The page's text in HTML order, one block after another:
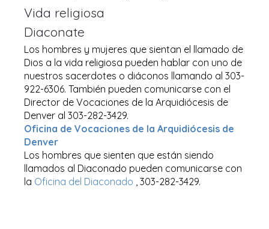
Vida religiosa
Los hombres y mujeres que sientan el llamado de
Dios a la vida religiosa pueden hablar con uno de
nuestros sacerdotes o diáconos llamando al 303-
922-6306. También pueden comunicarse con el
Director de Vocaciones de la Arquidiócesis de
Denver al 303-282-3429.
Oficina de Vocaciones de la Arquidiócesis de
Denver
Diaconate
Los hombres que sienten que están siendo
llamados al Diaconado pueden comunicarse con
la Oficina del Diaconado , 303-282-3429.